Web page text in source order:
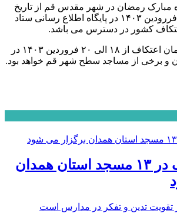
مبارک رمضان در شهر مقدس قم از تاریخ
هفتم الی چهاردهم فررودین ۱۴۰۳ در پایگاه اطلاع رسانی ستاد
کشور در دسترس می باشد.
لازم به ذکر است، زمان اعتکاف از ۱۸ الی ۲۰ فروردین ۱۴۰۳ در
برخی از مساجد سطح شهر قم خواهد بود.
مراسم اعتکاف در ۱۳ مسجد استان همدان